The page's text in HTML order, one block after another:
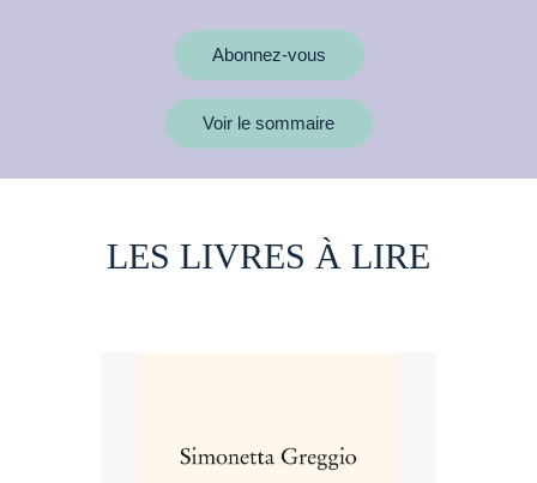
Abonnez-vous
Voir le sommaire
LES LIVRES À LIRE